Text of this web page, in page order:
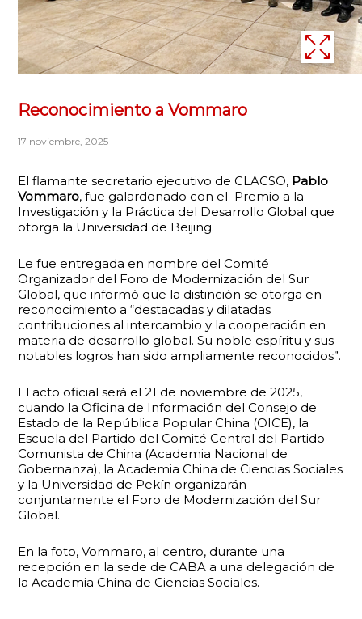
Reconocimiento a Vommaro
17 noviembre, 2025
El flamante secretario ejecutivo de CLACSO, Pablo
Vommaro, fue galardonado con el Premio a la
Investigación y la Práctica del Desarrollo Global que
otorga la Universidad de Beijing.
Le fue entregada en nombre del Comité
Organizador del Foro de Modernización del Sur
Global, que informó que la distinción se otorga en
reconocimiento a “destacadas y dilatadas
contribuciones al intercambio y la cooperación en
materia de desarrollo global. Su noble espíritu y sus
notables logros han sido ampliamente reconocidos”.
El acto oficial será el 21 de noviembre de 2025,
cuando la Oficina de Información del Consejo de
Estado de la República Popular China (OICE), la
Escuela del Partido del Comité Central del Partido
Comunista de China (Academia Nacional de
Gobernanza), la Academia China de Ciencias Sociales
y la Universidad de Pekín organizarán
conjuntamente el Foro de Modernización del Sur
Global.
En la foto, Vommaro, al centro, durante una
recepción en la sede de CABA a una delegación de
la Academia China de Ciencias Sociales.